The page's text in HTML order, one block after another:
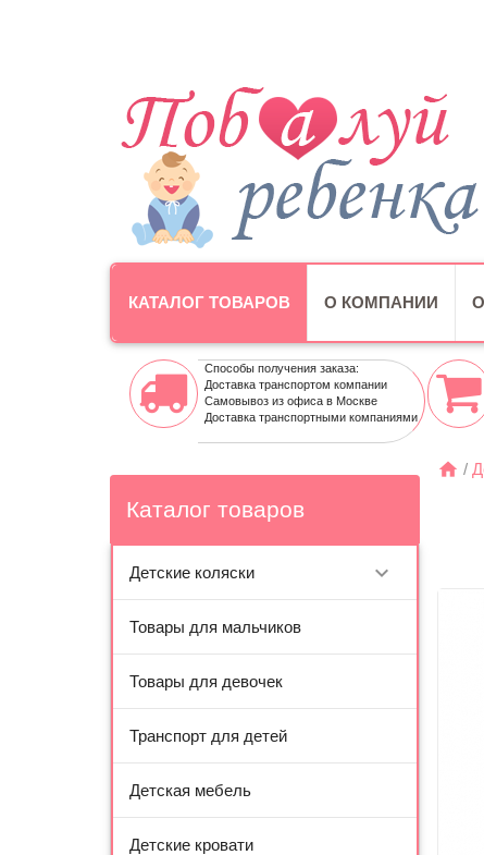
КАТАЛОГ ТОВАРОВ О КОМПАНИИ
Способы получения заказа:
Доставка транспортом компании
Самовывоз из офиса в Москве
Доставка транспортными компаниями
Каталог товаров
Детские коляски
Товары для мальчиков
Товары для девочек
Транспорт для детей
Детская мебель
Детские кровати
/